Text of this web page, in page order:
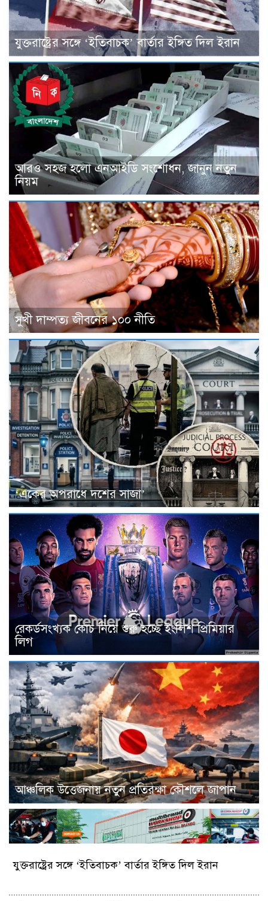
যুক্তরাষ্ট্রের সঙ্গে ‘ইতিবাচক’ বার্তার ইঙ্গিত দিল ইরান
আরও সহজ হলো এনআইডি সংশোধন, জানুন নতুন
নিয়ম
সুখী দাম্পত্য জীবনের ১০০ নীতি
‘একের অপরাধে দশের সাজা’
রেকর্ডসংখ্যক কোচ নিয়ে শুরু হচ্ছে ইংলিশ প্রিমিয়ার
লিগ
আঞ্চলিক উত্তেজনায় নতুন প্রতিরক্ষা কৌশলে জাপান
যুক্তরাষ্ট্রের সঙ্গে ‘ইতিবাচক’ বার্তার ইঙ্গিত দিল ইরান